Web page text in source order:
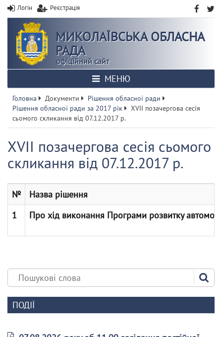
Логін Реєстрація
МИКОЛАЇВСЬКА ОБЛАСНА
РАДА
офіційний сайт
МЕНЮ
Головна Документи
Рішення обласної ради
Рішення обласної ради за 2017 рік
XVІІ позачергова сесія
сьомого скликання від 07.12.2017 р.
XVІІ позачергова сесія сьомого
скликання від 07.12.2017 р.
№
Назва рішення
1
Про хід виконання Програми розвитку
ПОДІЇ